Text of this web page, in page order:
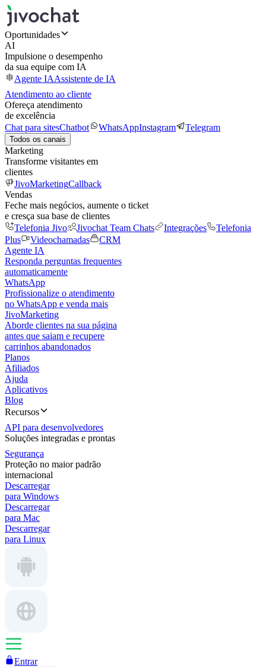
Oportunidades
AI
Impulsione o desempenho
da sua equipe com IA
Agente IAAssistente de IA
Atendimento ao cliente
Ofereça atendimento
de excelência
Chat para sitesChatbot WhatsAppInstagram Telegram
Todos os canais
Marketing
Transforme visitantes em
clientes
JivoMarketingCallback
Vendas
Feche mais negócios, aumente o ticket
e cresça sua base de clientes
Telefonia Jivo
Jivochat Team Chats Integrações
Telefonia
Plus
Videochamadas
CRM
Agente IA
Responda perguntas frequentes
automaticamente
WhatsApp
Profissionalize o atendimento
no WhatsApp e venda mais
JivoMarketing
Aborde clientes na sua página
antes que saiam e recupere
carrinhos abandonados
Planos
Afiliados
Ajuda
Aplicativos
Blog
Recursos
API para desenvolvedores
Soluções integradas e prontas
Segurança
Proteção no maior padrão
internacional
Descarregar
para Windows
Descarregar
para Mac
Descarregar
para Linux
Entrar